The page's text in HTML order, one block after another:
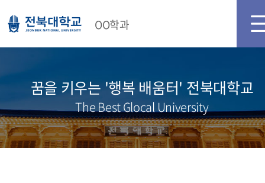
OO학과
꿈을 키우는 '행복 배움터' 전북대학교
The Best Glocal University